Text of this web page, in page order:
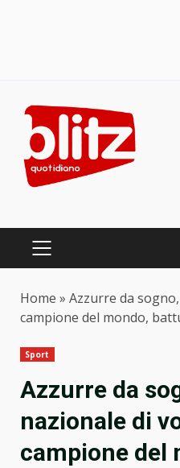
content
PRIMARY
Home » Azzurre da
campione del mondo,
Sport
Azzurre da
nazionale di
campione del